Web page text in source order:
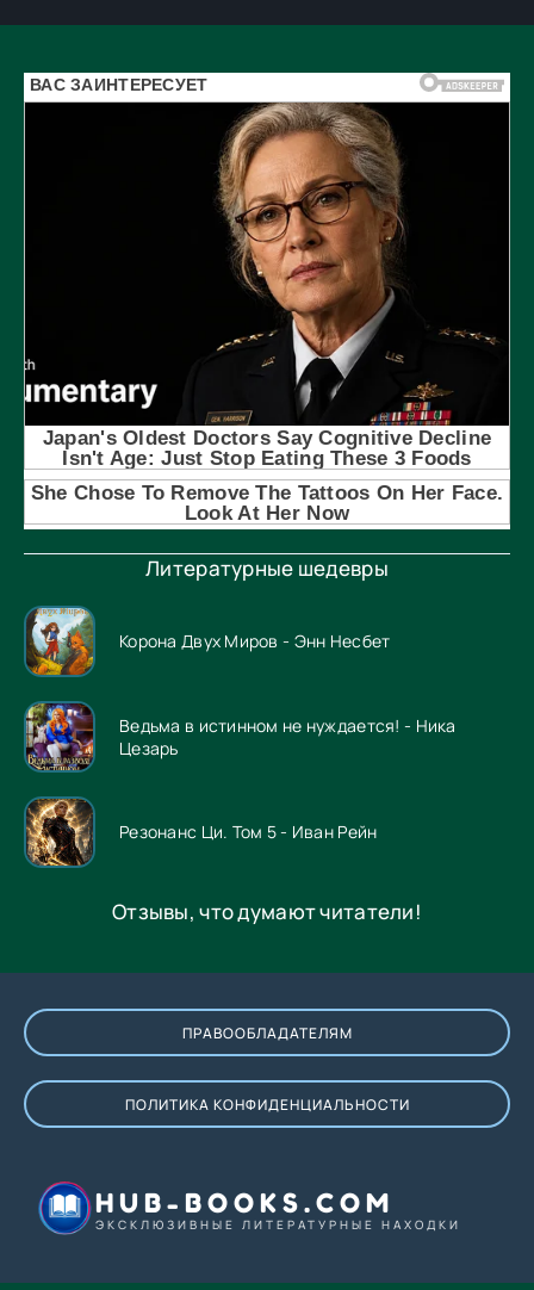
Литературные шедевры
Корона Двух Миров - Энн Несбет
Ведьма в истинном не нуждается! - Ника
Цезарь
Резонанс Ци. Том 5 - Иван Рейн
Отзывы, что думают читатели!
ПРАВООБЛАДАТЕЛЯМ
ПОЛИТИКА КОНФИДЕНЦИАЛЬНОСТИ
HUB-BOOKS.COM
ЭКСКЛЮЗИВНЫЕ ЛИТЕРАТУРНЫЕ НАХОДКИ